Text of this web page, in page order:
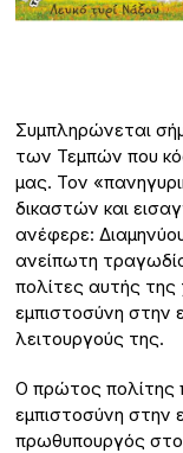
Συμπληρώνεται
των Τεμπών που
μας. Τον
δικαστών και
ανέφερε:
ανείπωτη
πολίτες αυτής
εμπιστοσύνη στην
λειτουργούς της.
Ο πρώτος πολίτης
εμπιστοσύνη στην
πρωθυπουργός στο